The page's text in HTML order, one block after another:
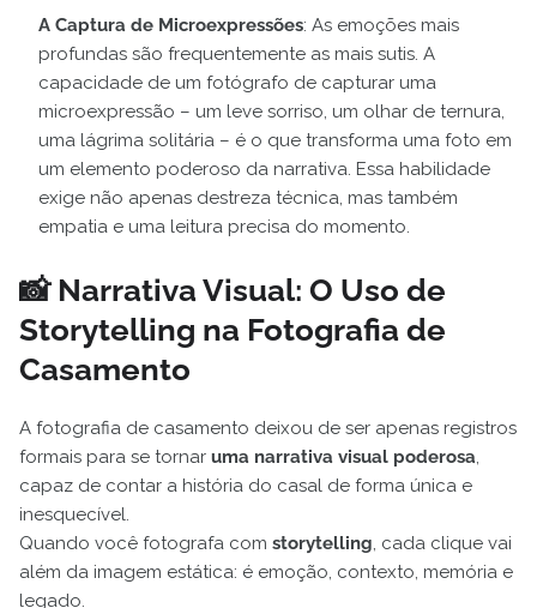
A Captura de Microexpressões: As emoções mais
profundas são frequentemente as mais sutis. A
capacidade de um fotógrafo de capturar uma
microexpressão – um leve sorriso, um olhar de ternura,
uma lágrima solitária – é o que transforma uma foto em
um elemento poderoso da narrativa. Essa habilidade
exige não apenas destreza técnica, mas também
empatia e uma leitura precisa do momento.
📸 Narrativa Visual: O Uso de
Storytelling na Fotografia de
Casamento
A fotografia de casamento deixou de ser apenas registros
formais para se tornar uma narrativa visual poderosa,
capaz de contar a história do casal de forma única e
inesquecível.
Quando você fotografa com storytelling, cada clique vai
além da imagem estática: é emoção, contexto, memória e
legado.